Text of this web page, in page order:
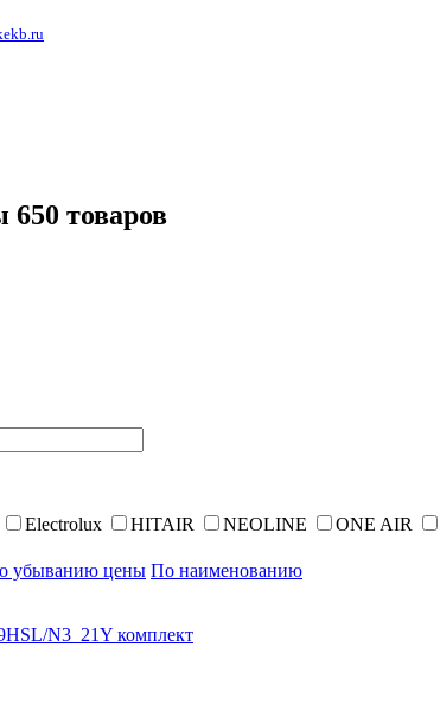
650 товаров
Electrolux HITAIR NEOLINE ONE AIR
убыванию цены По наименованию
N3_21Y комплект